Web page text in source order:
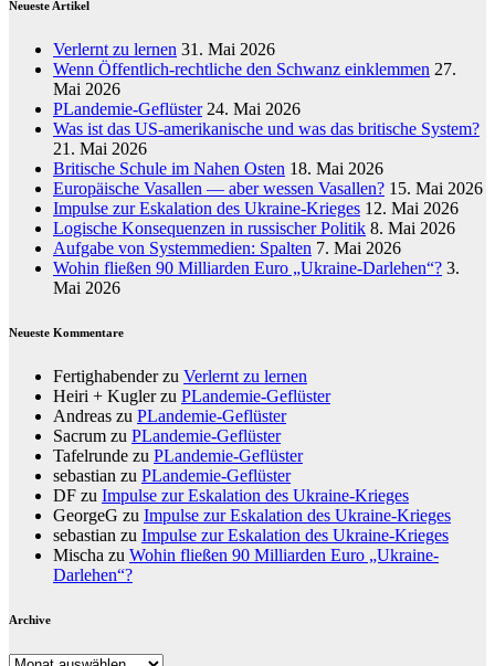
Neueste Artikel
Verlernt zu lernen 31. Mai 2026
Wenn Öffentlich-rechtliche den Schwanz einklemmen 27.
Mai 2026
PLandemie-Geflüster 24. Mai 2026
Was ist das US-amerikanische und was das britische System?
21. Mai 2026
Britische Schule im Nahen Osten 18. Mai 2026
Europäische Vasallen — aber wessen Vasallen? 15. Mai 2026
Impulse zur Eskalation des Ukraine-Krieges 12. Mai 2026
Logische Konsequenzen in russischer Politik 8. Mai 2026
Aufgabe von Systemmedien: Spalten 7. Mai 2026
Wohin fließen 90 Milliarden Euro „Ukraine-Darlehen“? 3.
Mai 2026
Neueste Kommentare
Fertighabenderzu Verlernt zu lernen
Heiri + Kuglerzu PLandemie-Geflüster
Andreas zu PLandemie-Geflüster
Sacrum zu PLandemie-Geflüster
Tafelrunde zu PLandemie-Geflüster
sebastian zu PLandemie-Geflüster
DF zu Impulse zur Eskalation des Ukraine-Krieges
GeorgeG zu Impulse zur Eskalation des Ukraine-Krieges
sebastian zu Impulse zur Eskalation des Ukraine-Krieges
Mischa zu Wohin fließen 90 Milliarden Euro „Ukraine-
Darlehen“?
Archive